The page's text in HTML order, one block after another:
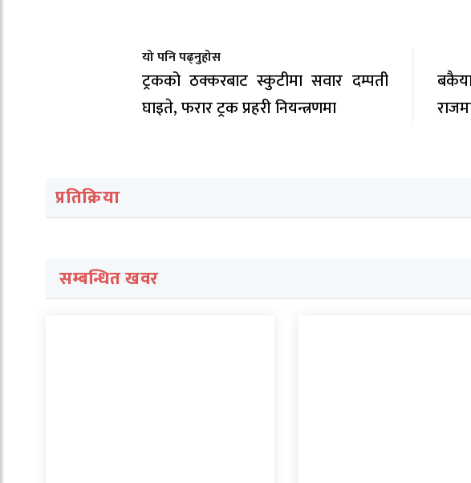
यो पनि पढ्नुहोस
ट्रकको ठक्करबाट स्कुटीमा सवार दम्पती
घाइते, फरार ट्रक प्रहरी नियन्त्रणमा
प्रतिक्रिया
सम्बन्धित खवर